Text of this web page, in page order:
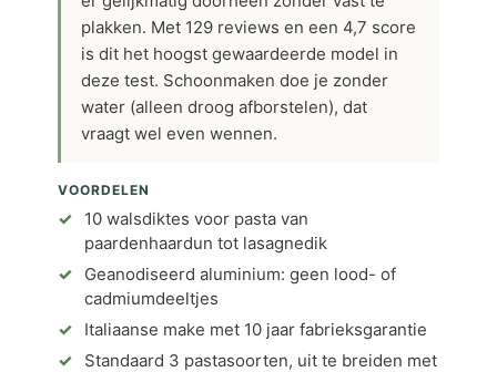
plakken. Met 129 reviews en een 4,7 score
is dit het hoogst gewaardeerde model in
deze test. Schoonmaken doe je zonder
water (alleen droog afborstelen), dat
vraagt wel even wennen.
VOORDELEN
10 walsdiktes voor pasta van
paardenhaardun tot lasagnedik
Geanodiseerd aluminium: geen lood- of
cadmiumdeeltjes
Italiaanse make met 10 jaar fabrieksgarantie
Standaard 3 pastasoorten, uit te breiden met